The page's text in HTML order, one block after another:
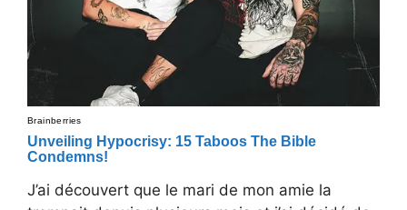
J’ai découvert que le mari de mon amie la